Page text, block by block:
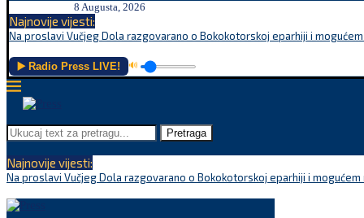
8 Augusta, 2026
Najnovije vijesti:
Na proslavi Vučjeg Dola razgovarano o Bokokotorskoj eparhiji i
▶️ Radio Press LIVE! 🔊
Pretraga
Najnovije vijesti:
Na proslavi Vučjeg Dola razgovarano o Bokokotorskoj eparhiji i mogućem